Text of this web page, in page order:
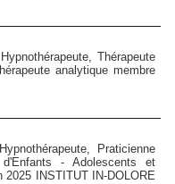
Thérapeute
analytique membre
Praticienne
- Adolescents et
INSTITUT IN-DOLORE